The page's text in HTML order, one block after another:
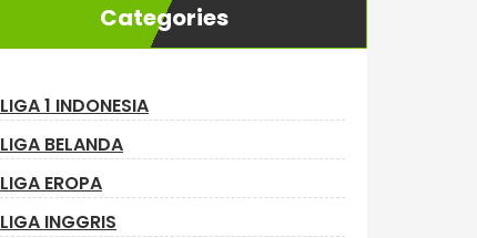
Categories
LIGA 1 INDONESIA
LIGA BELANDA
LIGA EROPA
LIGA INGGRIS